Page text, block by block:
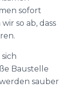
sofort
so ab, dass
Baustelle
sauber